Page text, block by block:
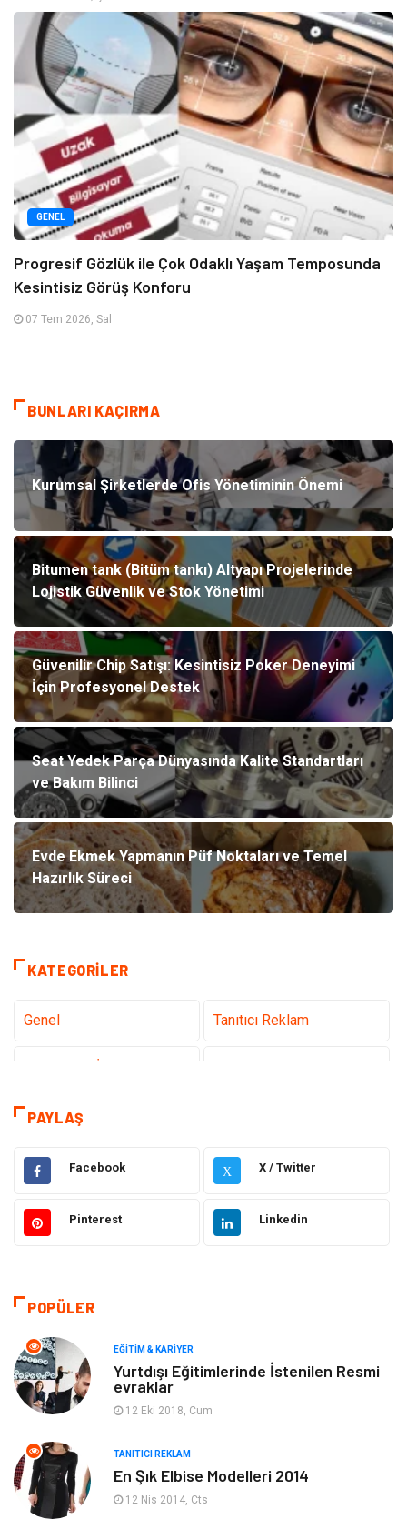
GENEL
Progresif Gözlük ile Çok Odaklı Yaşam Temposunda
Kesintisiz Görüş Konforu
07 Tem 2026, Sal
BUNLARI KAÇIRMA
Kurumsal Şirketlerde Ofis Yönetiminin Önemi
Bitumen tank (Bitüm tankı) Altyapı Projelerinde
Lojistik Güvenlik ve Stok Yönetimi
Güvenilir Chip Satışı: Kesintisiz Poker Deneyimi
İçin Profesyonel Destek
Seat Yedek Parça Dünyasında Kalite Standartları
ve Bakım Bilinci
Evde Ekmek Yapmanın Püf Noktaları ve Temel
Hazırlık Süreci
KATEGORILER
Genel Tanıtıcı Reklam
Hizmet
Hukuk Emlak
Otomotiv Sağlıklı Yaşam
Moda
Makine
Elektronik
Giyim
Ev Dekorasyon Organizasyon
PAYLAŞ
Facebook X X / Twitter
Pinterest Linkedin
POPÜLER
EĞITIM & KARIYER
Yurtdışı Eğitimlerinde İstenilen Resmi
evraklar
12 Eki 2018, Cum
TANITICI REKLAM
En Şık Elbise Modelleri 2014
12 Nis 2014, Cts